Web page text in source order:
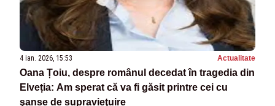
4 ian. 2026, 15:53 Actualitate
Oana Țoiu, despre românul decedat în tragedia din
Elveția: Am sperat că va fi găsit printre cei cu
şanse de supravieţuire